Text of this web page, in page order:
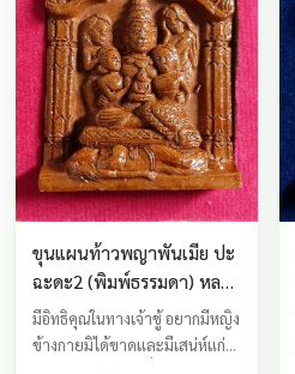
ขุนแผนท้าวพญาพันเมีย ปะ
ฉะดะ2 (พิมพ์ธรรมดา) หลวง
พ่อกอย วัดเขาดินใต้ ปี 2556
มีอิทธิคุณในทางเจ้าชู้ อยากมีหญิง
ข้างกายมิได้ขาดและมีเสน่ห์แก่